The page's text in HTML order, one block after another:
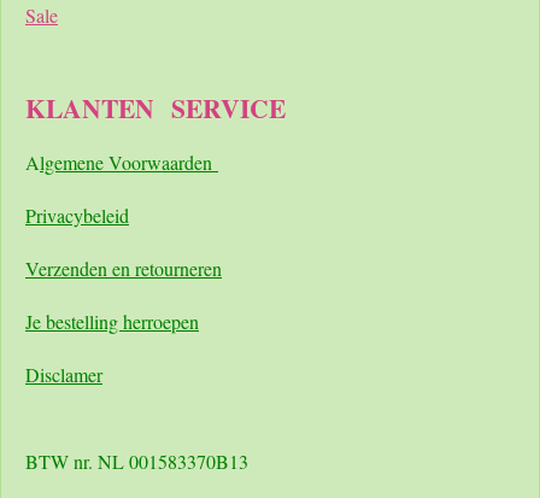
Sale
KLANTEN SERVICE
Algemene Voorwaarden
Privacybeleid
Verzenden en retourneren
Je bestelling herroepen
Disclamer
BTW nr. NL 001583370B13